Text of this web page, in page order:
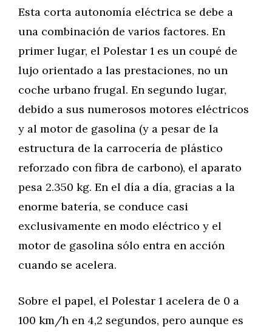
Esta corta autonomía eléctrica se debe a
una combinación de varios factores. En
primer lugar, el Polestar 1 es un coupé de
lujo orientado a las prestaciones, no un
coche urbano frugal. En segundo lugar,
debido a sus numerosos motores eléctricos
y al motor de gasolina (y a pesar de la
estructura de la carrocería de plástico
reforzado con fibra de carbono), el aparato
pesa 2.350 kg. En el día a día, gracias a la
enorme batería, se conduce casi
exclusivamente en modo eléctrico y el
motor de gasolina sólo entra en acción
cuando se acelera.
Sobre el papel, el Polestar 1 acelera de 0 a
100 km/h en 4,2 segundos, pero aunque es